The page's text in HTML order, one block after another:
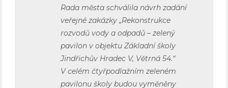
Rada města schválila návrh zadání
veřejné zakázky „Rekonstrukce
rozvodů vody a odpadů – zelený
pavilon v objektu Základní školy
Jindřichův Hradec V, Větrná 54.“
V celém čtyřpodlažním zeleném
pavilonu školy budou vyměněny